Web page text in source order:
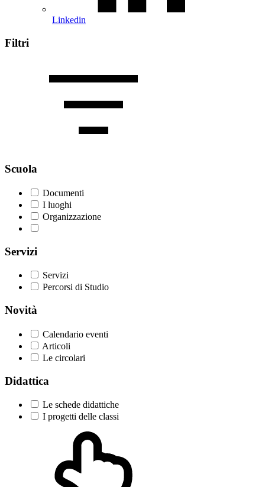
Linkedin
Filtri
Scuola
Documenti
I luoghi
Organizzazione
Servizi
Servizi
Percorsi di Studio
Novità
Calendario eventi
Articoli
Le circolari
Didattica
Le schede didattiche
I progetti delle classi